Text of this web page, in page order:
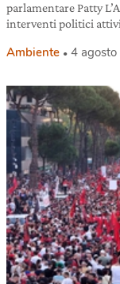
parlamentare Patty
interventi politici
Ambiente 4